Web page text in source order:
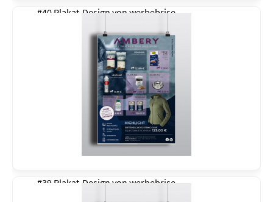
#40 Plakat-Design von werbebrise
#39 Plakat-Design von werbebrise